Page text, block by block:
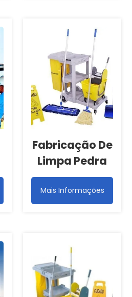
Fabricação De
Limpa Pedra
Mais Informações